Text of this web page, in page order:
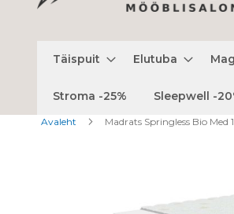
Täispuit Elutuba
Stroma -25% Sleepwell -
Avaleht Madrats Springless Bio Med